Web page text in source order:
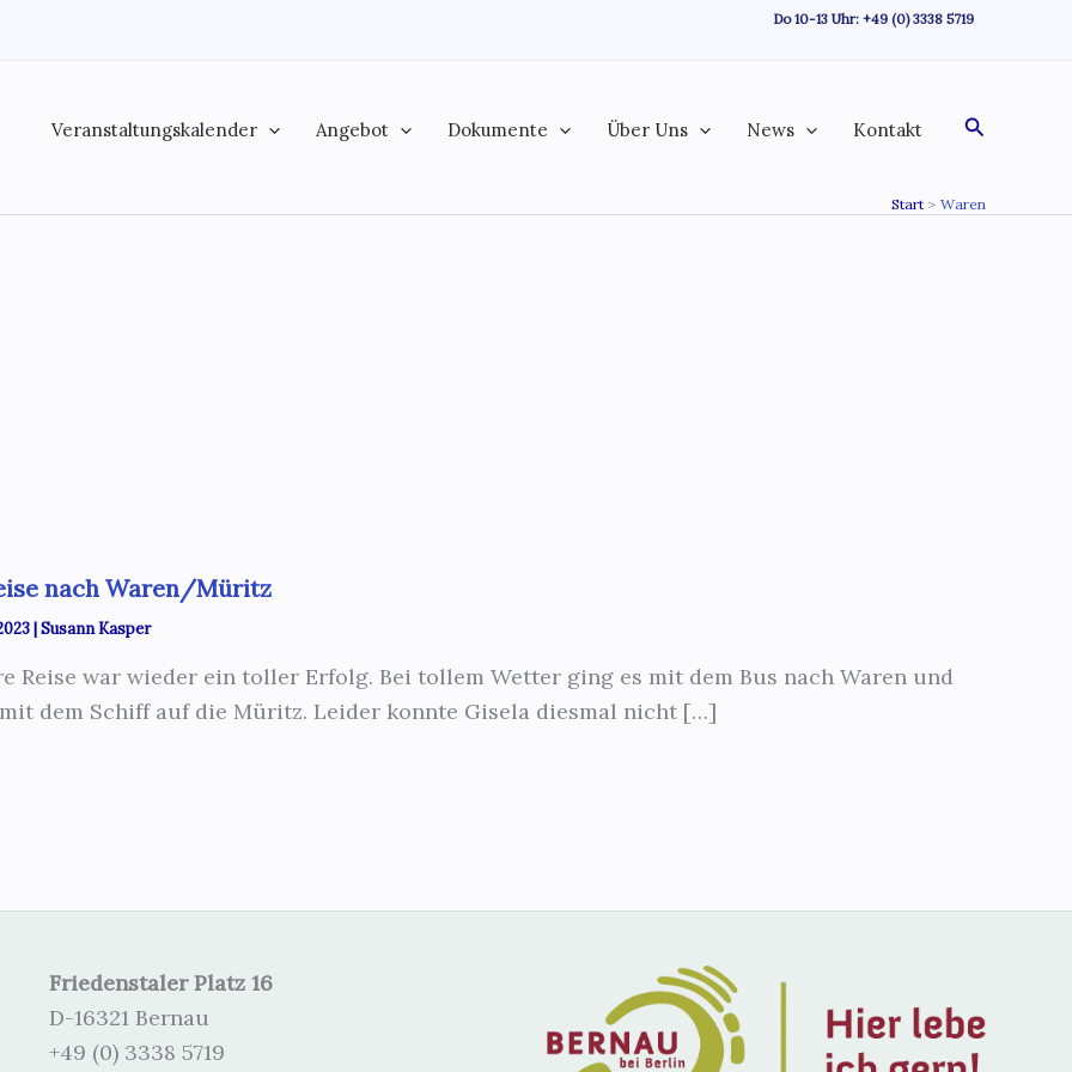
Do 10-13 Uhr: +49 (0) 3338 5719
Veranstaltungskalender Angebot Dokumente Über Uns News Kontakt Suchen
Start Waren
nach Waren/Müritz
|Susann Kasper
Reise war wieder ein toller Erfolg. Bei tollem Wetter ging es mit dem Bus nach Waren und
dem Schiff auf die Müritz. Leider konnte Gisela diesmal nicht […]
Friedenstaler Platz 16
D-16321 Bernau
+49 (0) 3338 5719